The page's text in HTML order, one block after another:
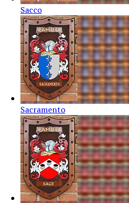
Sacco
Sacramento